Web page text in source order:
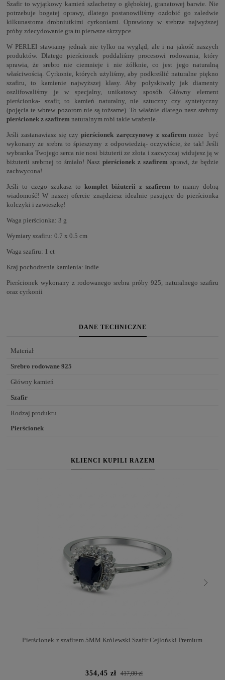
Szafir to wyjątkowy kamień szlachetny o głębokiej, granatowej barwie. Nie
potrzebuje bogatej oprawy, dlatego postanowiliśmy ozdobić go zaledwie
kilkunastoma drobniutkimi cyrkoniami. Oprawiony w srebrze najwyższej
próby zdecydowanie gra tu pierwsze skrzypce.
W PERLEI stawiamy jednak nie tylko na wygląd, ale i na jakość naszych
produktów. Dlatego pierścionek poddaliśmy procesowi rodowania, który
sprawia, że srebro nie ciemnieje i nie żółknie, co jest jego naturalną
właściwością. Cyrkonie, których użyliśmy, aby podkreślić naturalne piękno
szafiru, to kamienie najwyższej klasy. Aby połyskiwały jak diamenty
oszlifowaliśmy je w specjalny, unikatowy sposób. Główny element
pierścionka- szafir, to kamień naturalny, nie sztuczny czy syntetyczny
(pojęcia te wbrew pozorom nie są tożsame). To właśnie dlatego nasz srebrny
pierścionek z szafirem naturalnym robi takie wrażenie.
Jeśli zastanawiasz się czypierścionek zaręczynowy z szafiremmoże być
wykonany ze srebra to śpieszymy z odpowiedzią- oczywiście, że tak! Jeśli
wybranka Twojego serca nie nosi biżuterii ze złota i zazwyczaj widujesz ją w
biżuterii srebrnej to śmiało! Nasz pierścionek z szafirem sprawi, że będzie
zachwycona!
Jeśli to czego szukasz tokomplet biżuterii z szafiremto mamy dobrą
wiadomość! W naszej ofercie znajdziesz idealnie pasujące do pierścionka
kolczyki i zawieszkę!
Waga pierścionka: 3 g
Wymiary szafiru: 0.7 x 0.5 cm
Waga szafiru: 1 ct
Kraj pochodzenia kamienia: Indie
Pierścionek wykonany z rodowanego srebra próby 925, naturalnego szafiru
oraz cyrkonii
DANE TECHNICZNE
Materiał
Srebro rodowane 925
Główny kamień
Szafir
Rodzaj produktu
Pierścionek
KLIENCI KUPILI RAZEM
Pierścionek z szafirem 5MM Królewski Szafir Cejloński Premium
354,45 zł 417,00 zł